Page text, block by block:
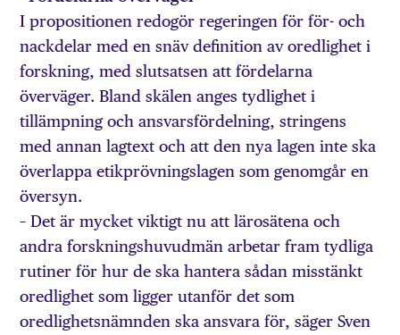
I propositionen redogör regeringen för för- och
nackdelar med en snäv definition av oredlighet i
forskning, med slutsatsen att fördelarna
överväger. Bland skälen anges tydlighet i
tillämpning och ansvarsfördelning, stringens
med annan lagtext och att den nya lagen inte ska
överlappa etikprövningslagen som genomgår en
översyn.
– Det är mycket viktigt nu att lärosätena och
andra forskningshuvudmän arbetar fram tydliga
rutiner för hur de ska hantera sådan misstänkt
oredlighet som ligger utanför det som
oredlighetsnämnden ska ansvara för, säger Sven